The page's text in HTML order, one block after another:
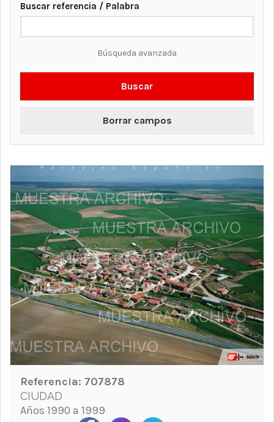
Buscar referencia / Palabra
Búsqueda avanzada
Buscar
Borrar campos
Referencia: 707878
CIUDAD
Años 1990 a 1999